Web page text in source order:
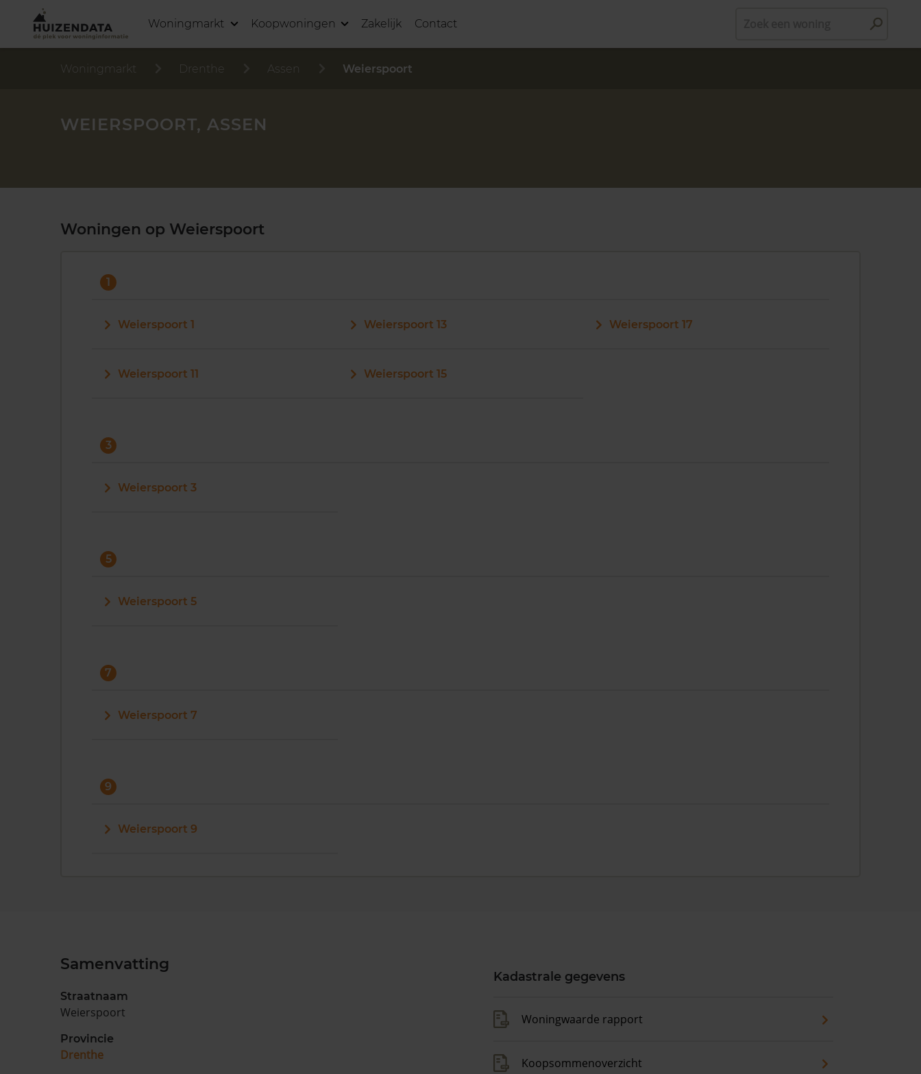
Woningmarkt Koopwoningen Zakelijk Contact
Woningmarkt Drenthe Assen Weierspoort
WEIERSPOORT, ASSEN
Woningen op Weierspoort
1
Weierspoort 1
Weierspoort 11
Weierspoort 13
Weierspoort 15
Weierspoort 17
3
Weierspoort 3
5
Weierspoort 5
7
Weierspoort 7
9
Weierspoort 9
Samenvatting
Straatnaam
Weierspoort
Provincie
Drenthe
Kadastrale gegevens
Woningwaarde rapport
Koopsommenoverzicht